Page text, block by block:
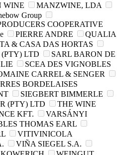
WINE
MANZWINE, LDA
Group
COOPERATIVE
PIERRE ANDRE
QUALIA
& CASA DAS HORTAS
LTD
SARL BARON DE
SCEA DES VIGNOBLES
CARREL & SENGER
BORDELAISES
SIEGBERT BIMMERLE
(PTY) LTD
THE WINE
KFT.
VARSÁNYI
THOMAS EARL
VITIVINICOLA
VIÑA SIEGEL S.A.